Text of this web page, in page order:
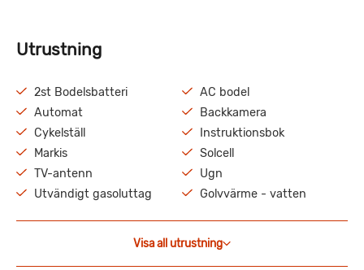
Utrustning
2st Bodelsbatteri
AC bodel
Automat
Backkamera
Cykelställ
Instruktionsbok
Markis
Solcell
TV-antenn
Ugn
Utvändigt gasoluttag
Golvvärme - vatten
Visa all utrustning